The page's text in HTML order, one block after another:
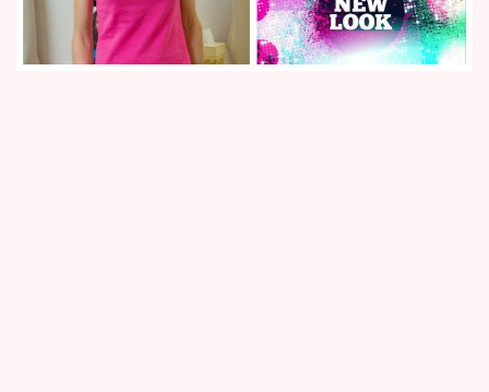
Sledujte prima+
tak výrazného snížení věku?